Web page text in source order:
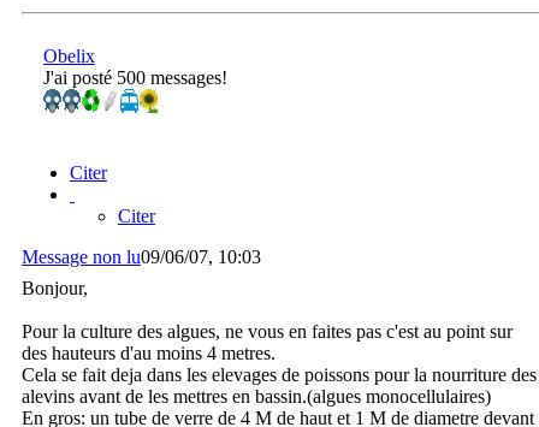
Obelix
J'ai posté 500 messages!
Citer
Citer
Message non lu09/06/07, 10:03
Bonjour,
Pour la culture des algues, ne vous en faites pas c'est au point sur
des hauteurs d'au moins 4 metres.
Cela se fait deja dans les elevages de poissons pour la nourriture des
alevins avant de les mettres en bassin.(algues monocellulaires)
En gros: un tube de verre de 4 M de haut et 1 M de diametre devant